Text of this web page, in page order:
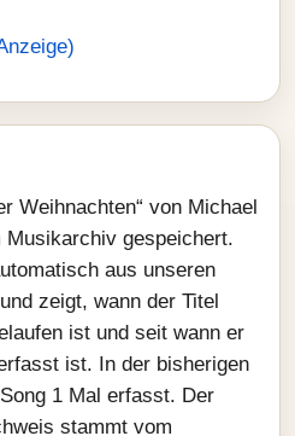
Weihnachten“ von Michael
gespeichert.
aus unseren
zeigt, wann der Titel
ist und seit wann er
ist. In der bisherigen
1 Mal erfasst. Der
stammt vom